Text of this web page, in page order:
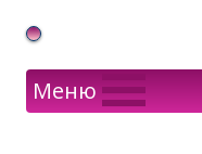
Gif Открытки в подарок
Меню